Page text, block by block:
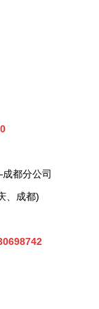
都分公司
、成都)